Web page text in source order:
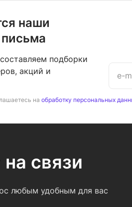
наши
подборки
акций и
на обработку персональных
связи
любым удобным для вас